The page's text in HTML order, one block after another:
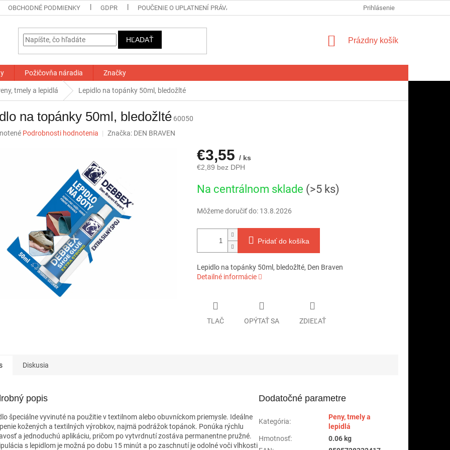
OBCHODNÉ PODMIENKY GDPR POUČENIE O UPLATNENÍ PRÁVA SPOTREBITEĽA NA ODSTÚPENIE OD ZMLUVY FORMULÁR NA
Prihlásenie
HĽADAŤ
NÁKUPNÝ
Prázdny košík
Požičovňa náradia Značky
tmely a lepidlá Lepidlo na topánky 50ml, bledožlté
na topánky 50ml, bledožlté 60050
Podrobnosti hodnotenia Značka: DEN BRAVEN
€3,55 / ks
€2,89 bez DPH
cena:
Na centrálnom sklade (>5 ks)
Môžeme doručiť do: 13.8.2026
Pridať do košíka
Lepidlo na topánky 50ml, bledožlté, Den Braven
Detailné informácie
TLAČ OPÝTAŤ SA ZDIEĽAŤ
Diskusia
popis
špeciálne vyvinuté na použitie v textilnom alebo obuvníckom priemysle. Ideálne
kožených a textilných výrobkov, najmä podrážok topánok. Ponúka rýchlu
a jednoduchú aplikáciu, pričom po vytvrdnutí zostáva permanentne pružné.
s lepidlom je možná po dobu 15 minút a po zaschnutí je odolné voči vlhkosti
Dodatočné parametre
Kategória:
Peny, tmely a
lepidlá
Hmotnosť:
0.06 kg